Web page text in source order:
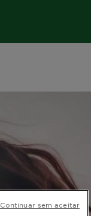
Continuar sem aceitar